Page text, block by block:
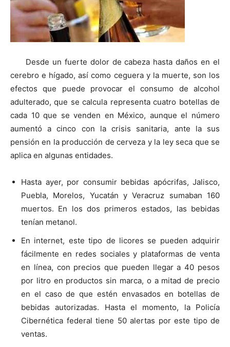
Desde un fuerte dolor de cabeza hasta daños en el
cerebro e hígado, así como ceguera y la muerte, son los
efectos que puede provocar el consumo de alcohol
adulterado, que se calcula representa cuatro botellas de
cada 10 que se venden en México, aunque el número
aumentó a cinco con la crisis sanitaria, ante la sus
pensión en la producción de cerveza y la ley seca que se
aplica en algunas entidades.
Hasta ayer, por consumir bebidas apócrifas, Jalisco,
Puebla, Morelos, Yucatán y Veracruz sumaban 160
muertos. En los dos primeros estados, las bebidas
tenían metanol.
En internet, este tipo de licores se pueden adquirir
fácilmente en redes sociales y plataformas de venta
en línea, con precios que pueden llegar a 40 pesos
por litro en productos sin marca, o a mitad de precio
en el caso de que estén envasados en botellas de
bebidas autorizadas. Hasta el momento, la Policía
Cibernética federal tiene 50 alertas por este tipo de
ventas.